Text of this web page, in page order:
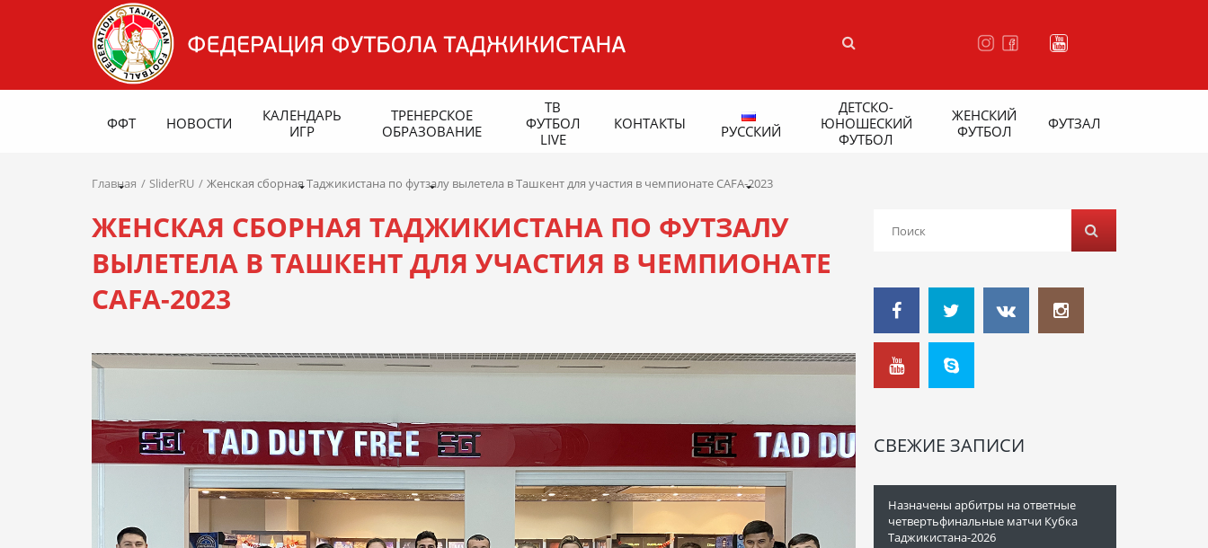
ФФТ НОВОСТИ
КАЛЕНДАРЬ
ИГР
ТРЕНЕРСКОЕ
ОБРАЗОВАНИЕ
ТВ
ФУТБОЛ
LIVE
КОНТАКТЫ РУССКИЙ
ДЕТСКО-
ЮНОШЕСКИЙ
ФУТБОЛ
ЖЕНСКИЙ
ФУТБОЛ
ФУТЗАЛ
Главная SliderRU Женская сборная Таджикистана по футзалу вылетела в Ташкент для участия в чемпионате CAFA-2023
ЖЕНСКАЯ СБОРНАЯ ТАДЖИКИСТАНА ПО ФУТЗАЛУ
ВЫЛЕТЕЛА В ТАШКЕНТ ДЛЯ УЧАСТИЯ В ЧЕМПИОНАТЕ
CAFA-2023
СВЕЖИЕ ЗАПИСИ
Назначены арбитры на ответные
четвертьфинальные матчи Кубка
Таджикистана-2026